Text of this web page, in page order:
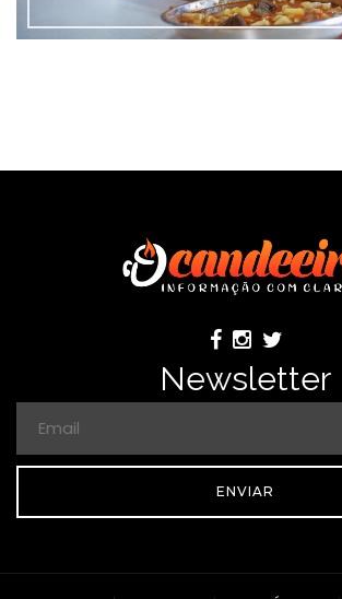
Newsletter
ENVIAR